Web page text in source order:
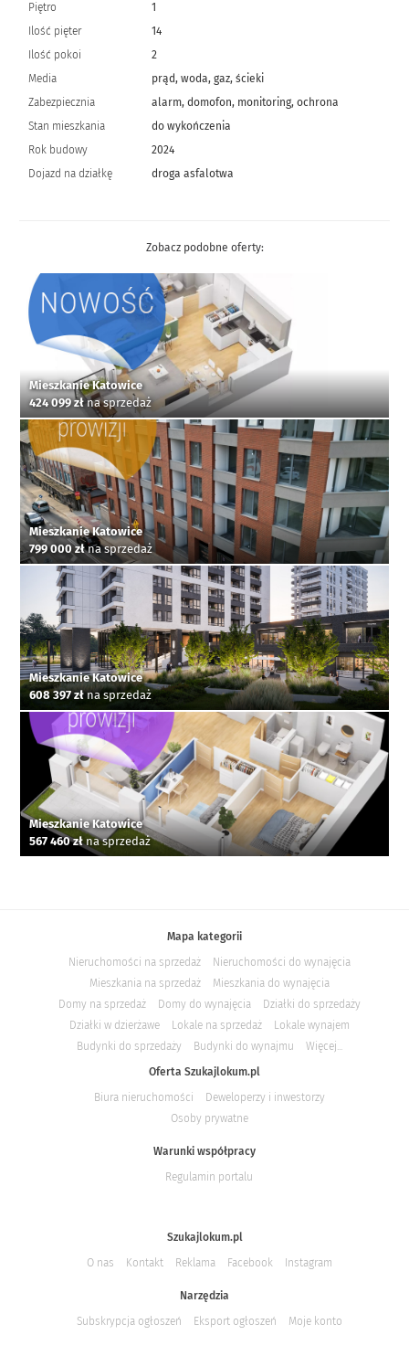
Piętro
1
Ilość pięter
14
Ilość pokoi
2
Media
prąd, woda, gaz, ścieki
Zabezpiecznia
alarm, domofon, monitoring, ochrona
Stan mieszkania
do wykończenia
Rok budowy
2024
Dojazd na działkę
droga asfalotwa
Zobacz podobne oferty:
Mieszkanie Katowice
424 099 złna sprzedaż
Mieszkanie Katowice
799 000 złna sprzedaż
Mieszkanie Katowice
608 397 złna sprzedaż
Mieszkanie Katowice
567 460 złna sprzedaż
Mapa kategorii
Nieruchomości na sprzedaż
Nieruchomości do wynajęcia
Mieszkania na sprzedaż
Mieszkania do wynajęcia
Domy na sprzedaż
Domy do wynajęcia
Działki do sprzedaży
Działki w dzierżawe
Lokale na sprzedaż
Lokale wynajem
Budynki do sprzedaży
Budynki do wynajmu
Więcej...
Oferta Szukajlokum.pl
Biura nieruchomości
Deweloperzy i inwestorzy
Osoby prywatne
Warunki współpracy
Regulamin portalu
Szukajlokum.pl
O nas
Kontakt Reklama Facebook Instagram
Narzędzia
Subskrypcja ogłoszeń
Eksport ogłoszeń Moje konto